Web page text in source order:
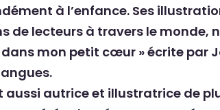
à l’enfance. Ses
de lecteurs à travers le monde,
dans mon petit cœur » écrite par
aussi autrice et illustratrice de